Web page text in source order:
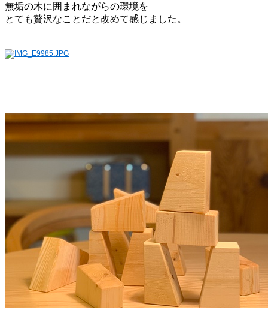
無垢の木に囲まれながらの環境を
とても贅沢なことだと改めて感じました。